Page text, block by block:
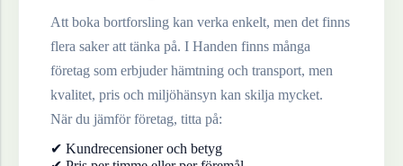
Att boka bortforsling kan verka enkelt, men det finns
flera saker att tänka på. I Handen finns många
företag som erbjuder hämtning och transport, men
kvalitet, pris och miljöhänsyn kan skilja mycket.
När du jämför företag, titta på:
✔ Kundrecensioner och betyg